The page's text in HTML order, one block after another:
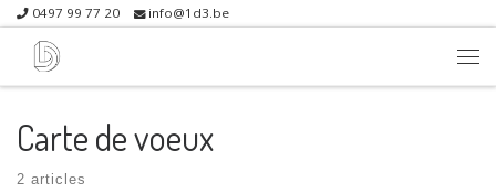
Skip to content
0497 99 77 20 info@1d3.be
Carte de voeux
2 articles